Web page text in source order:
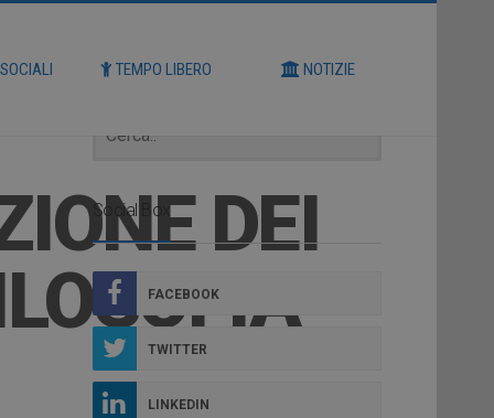
TEMPO LIBERO NOTIZIE
DEI
Social Box
FACEBOOK
TWITTER
LINKEDIN